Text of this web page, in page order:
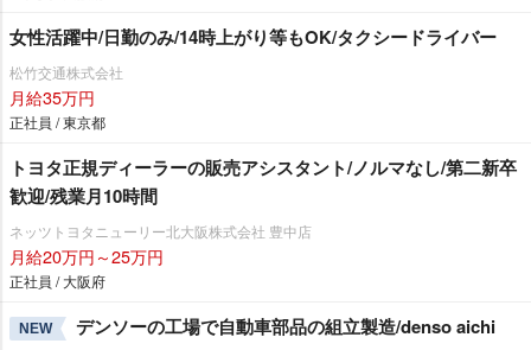
女性活躍中/日勤のみ/14時上がり等もOK/タクシードライバー
松竹交通株式会社
月給35万円
正社員 / 東京都
トヨタ正規ディーラーの販売アシスタント/ノルマなし/第二新卒
歓迎/残業月10時間
ネッツトヨタニューリー北大阪株式会社 豊中店
月給20万円～25万円
正社員 / 大阪府
NEW デンソーの工場で自動車部品の組立製造/denso aichi